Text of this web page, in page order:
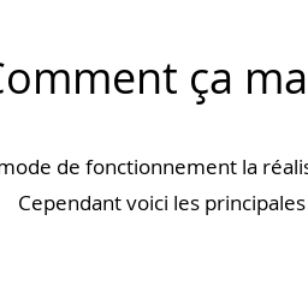
ça
de fonctionnement la
Cependant voici les